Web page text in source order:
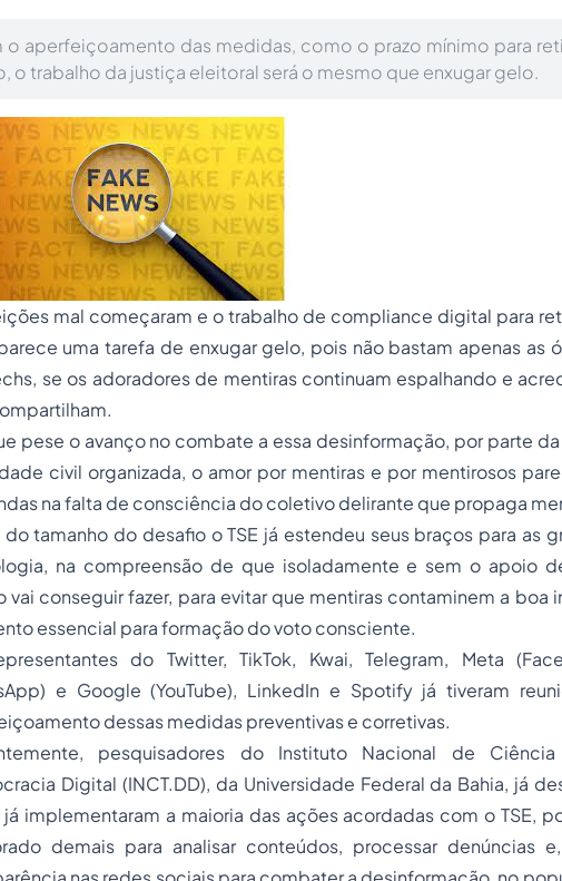
o aperfeiçoamento das medidas, como o prazo mínimo para
o trabalho da justiça eleitoral será o mesmo que enxugar gelo.
mal começaram e o trabalho de compliance digital para
uma tarefa de enxugar gelo, pois não bastam apenas as
se os adoradores de mentiras continuam espalhando e
pese o avanço no combate a essa desinformação, por parte
civil organizada, o amor por mentiras e por mentirosos
na falta de consciência do coletivo delirante que propaga
tamanho do desafio o TSE já estendeu seus braços para as
na compreensão de que isoladamente e sem o apoio
vai conseguir fazer, para evitar que mentiras contaminem a boa
essencial para formação do voto consciente.
do Twitter, TikTok, Kwai, Telegram, Meta
e Google (YouTube), LinkedIn e Spotify já tiveram
dessas medidas preventivas e corretivas.
pesquisadores do Instituto Nacional de
Digital (INCT.DD), da Universidade Federal da Bahia, já
implementaram a maioria das ações acordadas com o TSE,
demais para analisar conteúdos, processar denúncias